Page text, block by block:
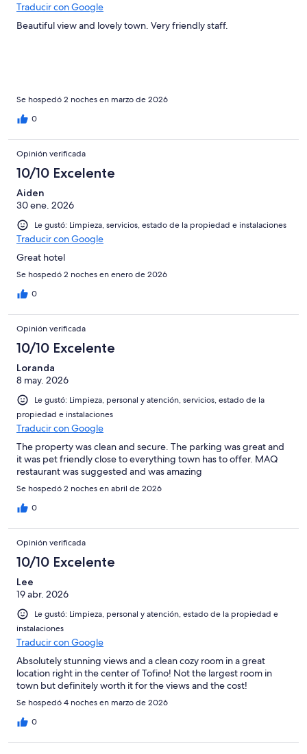
Traducir con Google
Beautiful view and lovely town. Very friendly staff.
Se hospedó 2 noches en marzo de 2026
0
Opinión verificada
10/10 Excelente
Aiden
30 ene. 2026
Le gustó: Limpieza, servicios, estado de la propiedad e instalaciones
Traducir con Google
Great hotel
Se hospedó 2 noches en enero de 2026
0
Opinión verificada
10/10 Excelente
Loranda
8 may. 2026
Le gustó: Limpieza, personal y atención, servicios, estado de la
propiedad e instalaciones
Traducir con Google
The property was clean and secure. The parking was great and
it was pet friendly close to everything town has to offer. MAQ
restaurant was suggested and was amazing
Se hospedó 2 noches en abril de 2026
0
Opinión verificada
10/10 Excelente
Lee
19 abr. 2026
Le gustó: Limpieza, personal y atención, estado de la propiedad e
instalaciones
Traducir con Google
Absolutely stunning views and a clean cozy room in a great
location right in the center of Tofino! Not the largest room in
town but definitely worth it for the views and the cost!
Se hospedó 4 noches en marzo de 2026
0